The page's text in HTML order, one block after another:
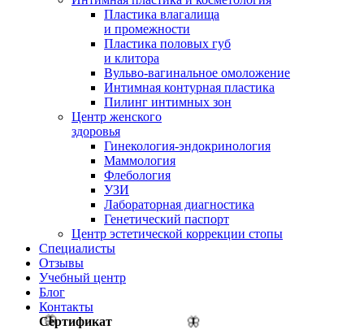
Пластика влагалища
и промежности
Пластика половых губ
и клитора
Вульво-вагинальное омоложение
Интимная контурная пластика
Пилинг интимных зон
Центр женского
здоровья
Гинекология-эндокринология
Маммология
Флебология
УЗИ
Лабораторная диагностика
Генетический паспорт
Центр эстетической коррекции стопы
Cпециалисты
Отзывы
Учебный центр
Блог
Контакты
Сертификат